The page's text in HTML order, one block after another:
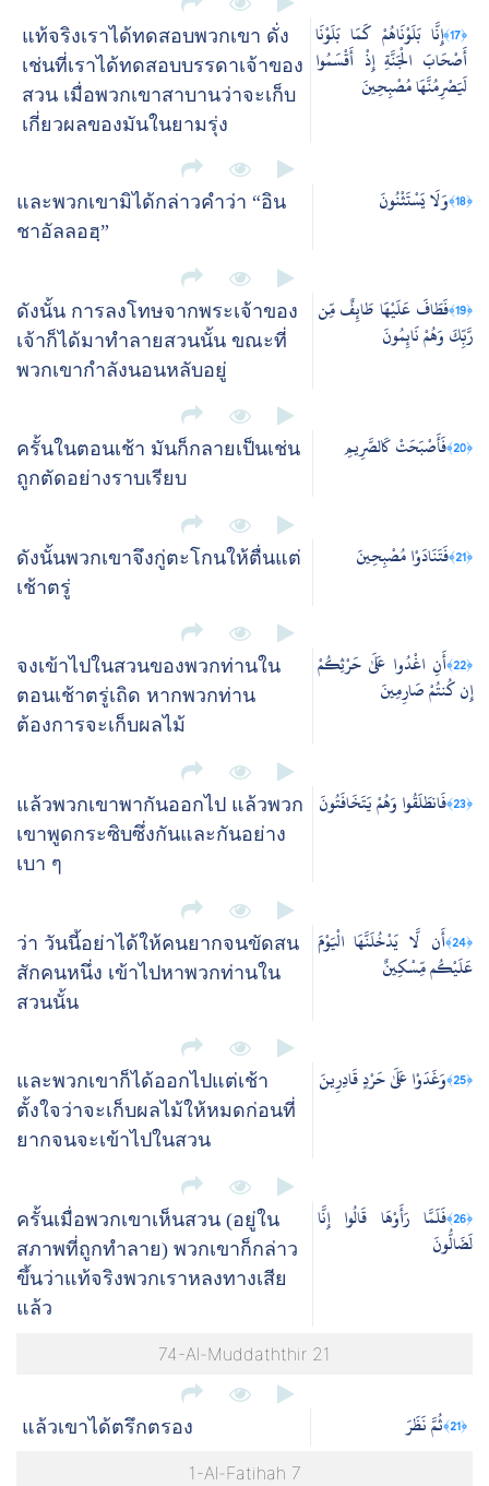
แท้จริงเราได้ทดสอบพวกเขา ดั่ง
เช่นที่เราได้ทดสอบบรรดาเจ้าของ
สวน เมื่อพวกเขาสาบานว่าจะเก็บ
เกี่ยวผลของมันในยามรุ่ง
﴿17﴾
إِنَّا بَلَوْنَاهُمْ كَمَا بَلَوْنَا
أَصْحَابَ الْجَنَّةِ إِذْ أَقْسَمُوا
لَيَصْرِمُنَّهَا مُصْبِحِينَ
และพวกเขามิได้กล่าวคำว่า “อิน
ชาอัลลอฮฺ”
﴿18﴾ وَلَا يَسْتَثْنُونَ
ดังนั้น การลงโทษจากพระเจ้าของ
เจ้าก็ได้มาทำลายสวนนั้น ขณะที่
พวกเขากำลังนอนหลับอยู่
﴿19﴾
فَطَافَ عَلَيْهَا طَائِفٌ مِّن
رَّبِّكَ وَهُمْ نَائِمُونَ
ครั้นในตอนเช้า มันก็กลายเป็นเช่น
ถูกตัดอย่างราบเรียบ
﴿20﴾ فَأَصْبَحَتْ كَالصَّرِيمِ
ดังนั้นพวกเขาจึงกู่ตะโกนให้ตื่นแต่
เช้าตรู่
﴿21﴾ فَتَنَادَوْا مُصْبِحِينَ
จงเข้าไปในสวนของพวกท่านใน
ตอนเช้าตรู่เถิด หากพวกท่าน
ต้องการจะเก็บผลไม้
﴿22﴾
أَنِ اغْدُوا عَلَىٰ حَرْثِكُمْ
إِن كُنتُمْ صَارِمِينَ
แล้วพวกเขาพากันออกไป แล้วพวก
เขาพูดกระซิบซึ่งกันและกันอย่าง
เบา ๆ
﴿23﴾ فَانطَلَقُوا وَهُمْ يَتَخَافَتُونَ
ว่า วันนี้อย่าได้ให้คนยากจนขัดสน
สักคนหนึ่ง เข้าไปหาพวกท่านใน
สวนนั้น
﴿24﴾
أَن لَّا يَدْخُلَنَّهَا الْيَوْمَ
عَلَيْكُم مِّسْكِينٌ
และพวกเขาก็ได้ออกไปแต่เช้า
ตั้งใจว่าจะเก็บผลไม้ให้หมดก่อนที่
ยากจนจะเข้าไปในสวน
﴿25﴾ وَغَدَوْا عَلَىٰ حَرْدٍ قَادِرِينَ
ครั้นเมื่อพวกเขาเห็นสวน (อยู่ใน
สภาพที่ถูกทำลาย) พวกเขาก็กล่าว
ขึ้นว่าแท้จริงพวกเราหลงทางเสีย
แล้ว
﴿26﴾
فَلَمَّا رَأَوْهَا قَالُوا إِنَّا
لَضَالُّونَ
74-Al-Muddaththir 21
แล้วเขาได้ตรึกตรอง ﴿21﴾ ثُمَّ نَظَرَ
1-Al-Fatihah 7